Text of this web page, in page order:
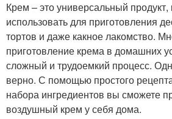
Крем без муки
Крем без сахара
Крем – это универсальный
использовать для приготовления
тортов и даже какное лакомство.
приготовление крема в домашних
сложный и трудоемкий процесс.
верно. С помощью простого
набора ингредиентов вы сможете
воздушный крем у себя дома.